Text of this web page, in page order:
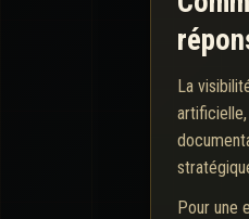
La
Pour une